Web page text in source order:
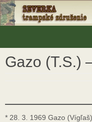
Skip
to
content
Gazo (T.S.)
* 28. 3. 1969 Gazo (Vígľaš)